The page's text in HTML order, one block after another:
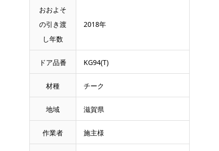
おおよそ
の引き渡
し年数
2018年
ドア品番 KG94(T)
材種 チーク
地域 滋賀県
作業者 施主様